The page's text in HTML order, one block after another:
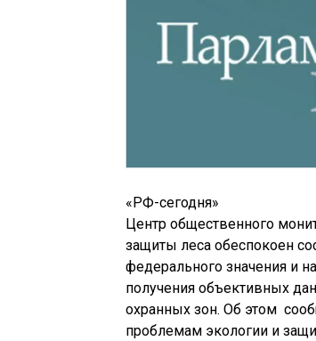
«РФ-сегодня»
Центр общественного
защиты леса обеспокоен
федерального значения и
получения объективных
охранных зон. Об этом
проблемам экологии и